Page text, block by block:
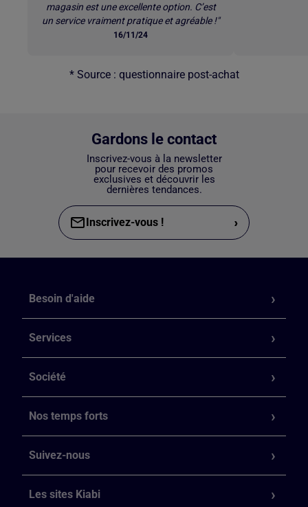
magasin est une excellente option. C’est
un service vraiment pratique et agréable !"
16/11/24
* Source : questionnaire post-achat
Gardons le contact
Inscrivez-vous à la newsletter
pour recevoir des promos
exclusives et découvrir les
dernières tendances.
Inscrivez-vous ! ›
Besoin d'aide
Services
Société
Nos temps forts
Suivez-nous
Les sites Kiabi